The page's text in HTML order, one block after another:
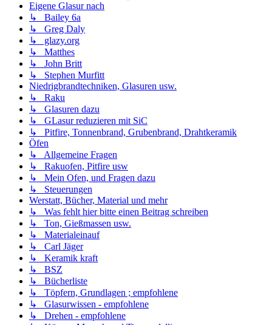
Eigene Glasur nach
↳ Bailey 6a
↳ Greg Daly
↳ glazy.org
↳ Matthes
↳ John Britt
↳ Stephen Murfitt
Niedrigbrandtechniken, Glasuren usw.
↳ Raku
↳ Glasuren dazu
↳ GLasur reduzieren mit SiC
↳ Pitfire, Tonnenbrand, Grubenbrand, Drahtkeramik
Öfen
↳ Allgemeine Fragen
↳ Rakuofen, Pitfire usw
↳ Mein Ofen, und Fragen dazu
↳ Steuerungen
Werstatt, Bücher, Material und mehr
↳ Was fehlt hier bitte einen Beitrag schreiben
↳ Ton, Gießmassen usw.
↳ Materialeinauf
↳ Carl Jäger
↳ Keramik kraft
↳ BSZ
↳ Bücherliste
↳ Töpfern, Grundlagen ; empfohlene
↳ Glasurwissen - empfohlene
↳ Drehen - empfohlene